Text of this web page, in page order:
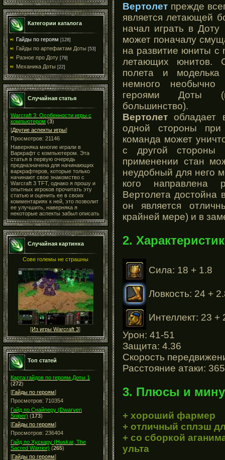
Категории каталога
Гайды по героям [128]
Гайды по артефактам Доты [53]
Разное про Доту [79]
Механика Доты [22]
Случайная статья
Warcraft 3: Особенности игры с
компьютером (3)
[Другие аспекты игры]
Просмотров: 21146
Наверняка многие играли в
Варкрафт с компьютером. Эта
статья в первую очередь
предназначена для начинающих
варкрафтеров, которые только
начинают свое знакомство с
Warcraft 3 TFT, однако я прошу и
опытных игроков прочитать эту
статью и оценить ее в своих
комментариях к ней, это позволит
ее улучшить, наверняка я
некоторые аспекты забыл описать
Случайная картинка
Сове големы не страшны
[Из игры Warcraft 3]
Топ статей
Карта гайдов по героям Доты 1
(272)
[Гайды по героям]
Просмотров: 710354
Гайд по Снайперу (Dwarven
Sniper) (173)
[Гайды по героям]
Просмотров: 236404
Гайд по Хускару (Huskar, The
Sacred Warrior) (265)
[Гайды по героям]
Вертолет прежде
является летающей
начал играть в
может поначалу
на развитие юниты с
летающих юнитов.
полета и
немного
героями Доты
большинство).
Вертолет обладает
одной стороны при
команда может
с другой стороны
применении стан
неудобный для него
кого направлена
Вертолета достойна
он является
крайней мере) и в
2.
Сила: 18 + 1.8
Ловкость: 24 +
Интеллект: 23 +
Урон: 41-51
Защита: 4.36
Скорость
Расстояние атаки: 365
3. Плюсы и
+ хороший фармер
+ отличный сплэш
+ со сборкой
ульта